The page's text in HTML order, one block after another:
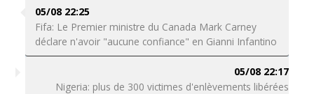
05/08 22:25
Fifa: Le Premier ministre du Canada Mark Carney
déclare n'avoir "aucune confiance" en Gianni Infantino
05/08 22:17
Nigeria: plus de 300 victimes d'enlèvements libérées